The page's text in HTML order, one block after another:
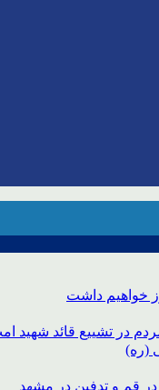
خواهیم داشت
در تشییع قائد شهید
(ره)